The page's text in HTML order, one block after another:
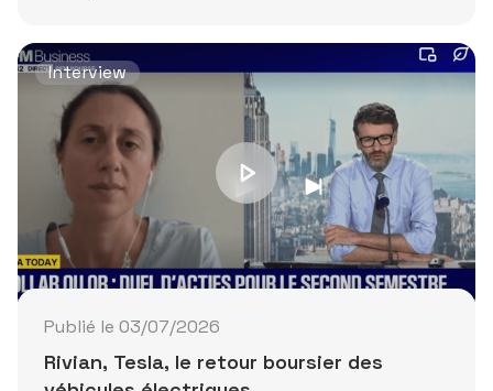
Interview
Publié le 03/07/2026
Rivian, Tesla, le retour boursier des